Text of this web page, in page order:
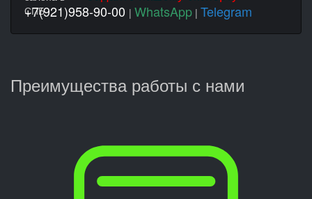
+7(921)958-90-00 | WhatsApp | Telegram
Преимущества работы с нами